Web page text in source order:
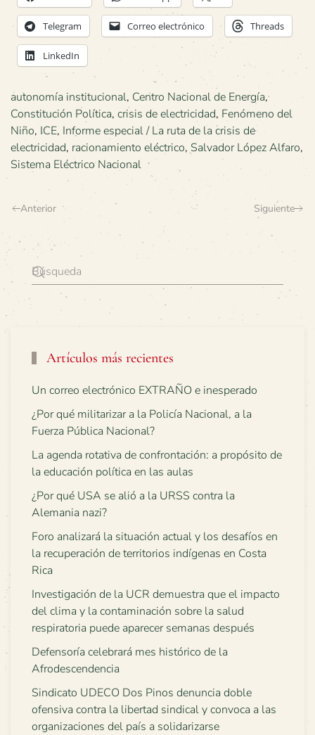
Telegram Correo electrónico Threads
LinkedIn
autonomía institucional, Centro Nacional de Energía,
Constitución Política, crisis de electricidad, Fenómeno del
Niño, ICE, Informe especial / La ruta de la crisis de
electricidad, racionamiento eléctrico, Salvador López Alfaro,
Sistema Eléctrico Nacional
Anterior Siguiente
Artículos más recientes
Un correo electrónico EXTRAÑO e inesperado
¿Por qué militarizar a la Policía Nacional, a la
Fuerza Pública Nacional?
La agenda rotativa de confrontación: a propósito de
la educación política en las aulas
¿Por qué USA se alió a la URSS contra la
Alemania nazi?
Foro analizará la situación actual y los desafíos en
la recuperación de territorios indígenas en Costa
Rica
Investigación de la UCR demuestra que el impacto
del clima y la contaminación sobre la salud
respiratoria puede aparecer semanas después
Defensoría celebrará mes histórico de la
Afrodescendencia
Sindicato UDECO Dos Pinos denuncia doble
ofensiva contra la libertad sindical y convoca a las
organizaciones del país a solidarizarse